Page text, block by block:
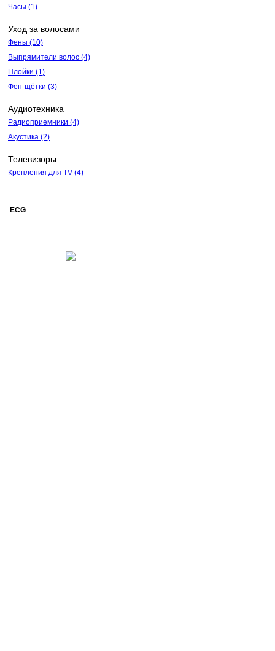
Часы (1)
Уход за волосами
Фены (10)
Выпрямители волос (4)
Плойки (1)
Фен-щётки (3)
Аудиотехника
Радиоприемники (4)
Акустика (2)
Телевизоры
Крепления для TV (4)
ECG